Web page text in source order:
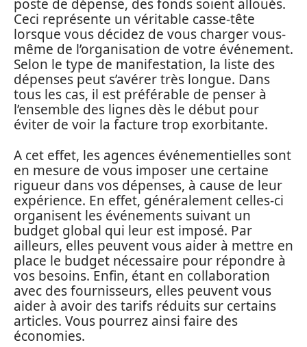
poste de dépense, des fonds soient alloués.
Ceci représente un véritable casse-tête
lorsque vous décidez de vous charger vous-
même de l’organisation de votre événement.
Selon le type de manifestation, la liste des
dépenses peut s’avérer très longue. Dans
tous les cas, il est préférable de penser à
l’ensemble des lignes dès le début pour
éviter de voir la facture trop exorbitante.
A cet effet, les agences événementielles sont
en mesure de vous imposer une certaine
rigueur dans vos dépenses, à cause de leur
expérience. En effet, généralement celles-ci
organisent les événements suivant un
budget global qui leur est imposé. Par
ailleurs, elles peuvent vous aider à mettre en
place le budget nécessaire pour répondre à
vos besoins. Enfin, étant en collaboration
avec des fournisseurs, elles peuvent vous
aider à avoir des tarifs réduits sur certains
articles. Vous pourrez ainsi faire des
économies.